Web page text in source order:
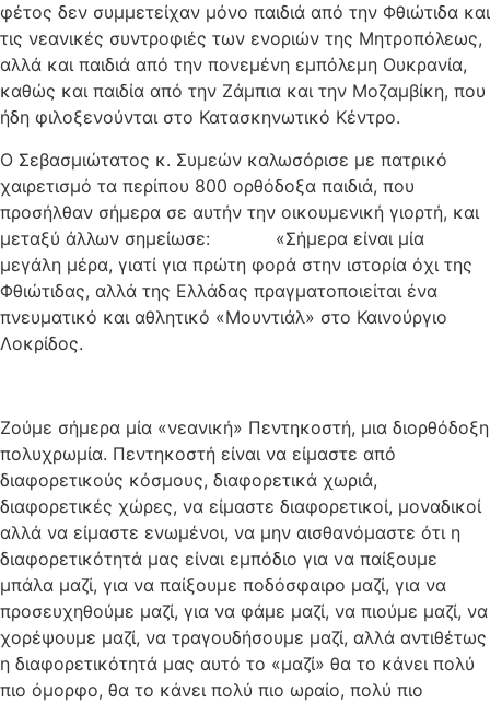
φέτος δεν συμμετείχαν μόνο παιδιά από την Φθιώτιδα και
τις νεανικές συντροφιές των ενοριών της Μητροπόλεως,
αλλά και παιδιά από την πονεμένη εμπόλεμη Ουκρανία,
καθώς και παιδία από την Ζάμπια και την Μοζαμβίκη, που
ήδη φιλοξενούνται στο Κατασκηνωτικό Κέντρο.
Ο Σεβασμιώτατος κ. Συμεών καλωσόρισε με πατρικό
χαιρετισμό τα περίπου 800 ορθόδοξα παιδιά, που
προσήλθαν σήμερα σε αυτήν την οικουμενική γιορτή, και
μεταξύ άλλων σημείωσε: «Σήμερα είναι μία
μεγάλη μέρα, γιατί για πρώτη φορά στην ιστορία όχι της
Φθιώτιδας, αλλά της Ελλάδας πραγματοποιείται ένα
πνευματικό και αθλητικό «Μουντιάλ» στο Καινούργιο
Λοκρίδος.
Ζούμε σήμερα μία «νεανική» Πεντηκοστή, μια διορθόδοξη
πολυχρωμία. Πεντηκοστή είναι να είμαστε από
διαφορετικούς κόσμους, διαφορετικά χωριά,
διαφορετικές χώρες, να είμαστε διαφορετικοί, μοναδικοί
αλλά να είμαστε ενωμένοι, να μην αισθανόμαστε ότι η
διαφορετικότητά μας είναι εμπόδιο για να παίξουμε
μπάλα μαζί, για να παίξουμε ποδόσφαιρο μαζί, για να
προσευχηθούμε μαζί, για να φάμε μαζί, να πιούμε μαζί, να
χορέψουμε μαζί, να τραγουδήσουμε μαζί, αλλά αντιθέτως
η διαφορετικότητά μας αυτό το «μαζί» θα το κάνει πολύ
πιο όμορφο, θα το κάνει πολύ πιο ωραίο, πολύ πιο